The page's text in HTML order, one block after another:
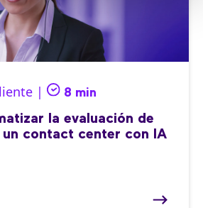
| 8 min
la evaluación de
un contact center con IA